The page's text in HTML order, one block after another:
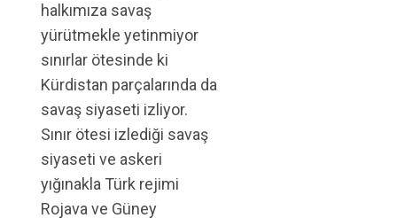
halkımıza savaş
yürütmekle yetinmiyor
sınırlar ötesinde ki
Kürdistan parçalarında da
savaş siyaseti izliyor.
Sınır ötesi izlediği savaş
siyaseti ve askeri
yığınakla Türk rejimi
Rojava ve Güney